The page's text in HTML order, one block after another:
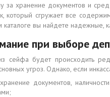
за хранение документов и
который сгружает все
каталоге вы найдете
при выборе
сейфа будет происходить
угроз. Однако, если
документов,